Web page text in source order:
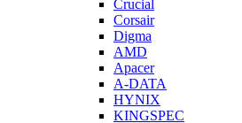
Crucial
Corsair
Digma
AMD
Apacer
A-DATA
HYNIX
KINGSPEC